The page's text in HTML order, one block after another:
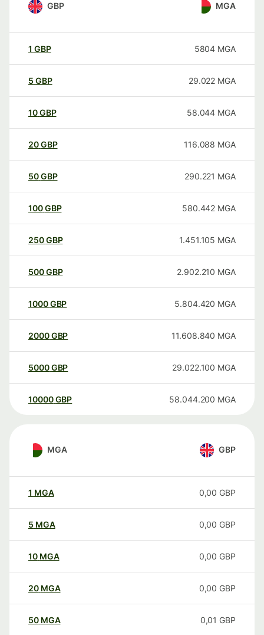
GBP MGA
1 GBP 5804 MGA
5 GBP 29.022 MGA
10GBP 58.044 MGA
20GBP 116.088 MGA
50GBP 290.221 MGA
100GBP 580.442 MGA
250GBP 1.451.105 MGA
500GBP 2.902.210 MGA
1000GBP 5.804.420 MGA
2000GBP 11.608.840 MGA
5000GBP 29.022.100 MGA
10000 GBP 58.044.200 MGA
MGA GBP
1 MGA 0,00 GBP
5 MGA 0,00 GBP
10 MGA 0,00 GBP
20 MGA 0,00 GBP
50 MGA 0,01 GBP